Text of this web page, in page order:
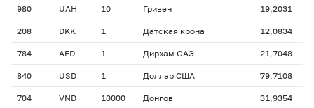
980 UAH 10 Гривен 19,2031
208 DKK 1 Датская крона 12,0834
784 AED 1 Дирхам ОАЭ 21,7048
840 USD 1 Доллар США 79,7108
704 VND 10000 Донгов 31,9354